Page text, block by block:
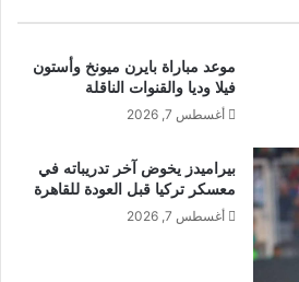
موعد مباراة بايرن ميونخ وأستون
فيلا وديا والقنوات الناقلة
أغسطس 7, 2026
بيراميدز يخوض آخر تدريباته في
معسكر تركيا قبل العودة للقاهرة
أغسطس 7, 2026